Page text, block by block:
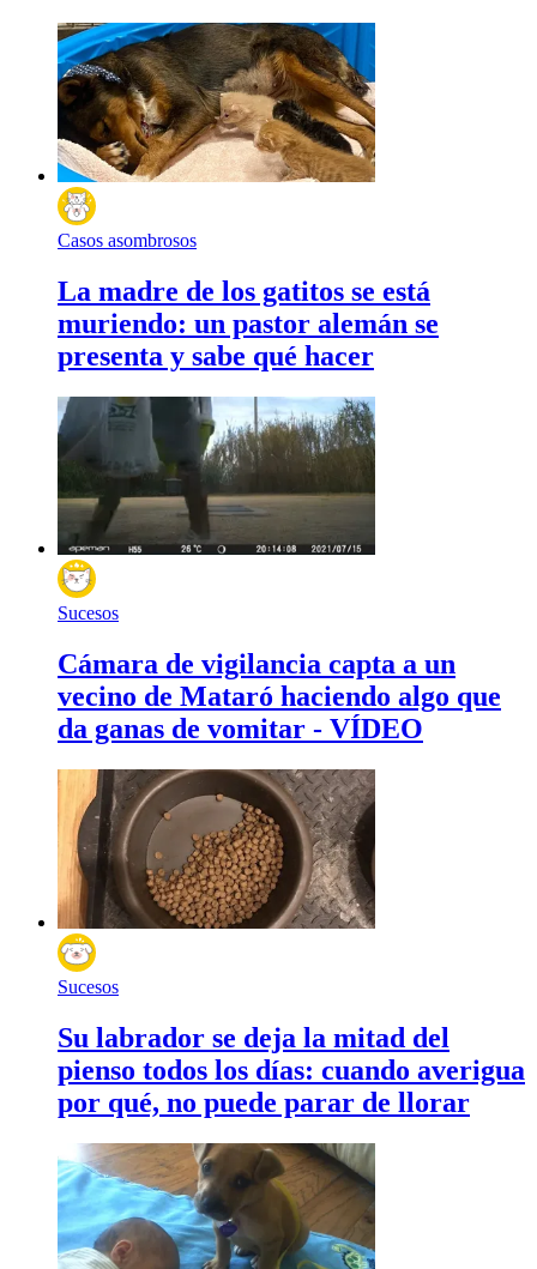
Casos asombrosos
La madre de los gatitos se está
muriendo: un pastor alemán se
presenta y sabe qué hacer
Sucesos
Cámara de vigilancia capta a un
vecino de Mataró haciendo algo que
da ganas de vomitar - VÍDEO
Sucesos
Su labrador se deja la mitad del
pienso todos los días: cuando averigua
por qué, no puede parar de llorar